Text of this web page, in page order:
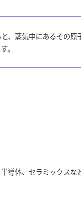
、蒸気中にあるその原
。
導体、セラミックスな